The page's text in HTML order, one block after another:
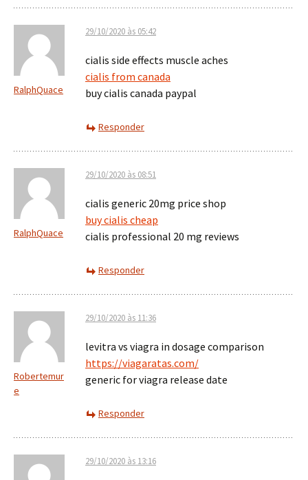
RalphQuace
29/10/2020 às 05:42
cialis side effects muscle aches
cialis from canada
buy cialis canada paypal
Responder
RalphQuace
29/10/2020 às 08:51
cialis generic 20mg price shop
buy cialis cheap
cialis professional 20 mg reviews
Responder
Robertemur
e
29/10/2020 às 11:36
levitra vs viagra in dosage comparison
https://viagaratas.com/
generic for viagra release date
Responder
29/10/2020 às 13:16